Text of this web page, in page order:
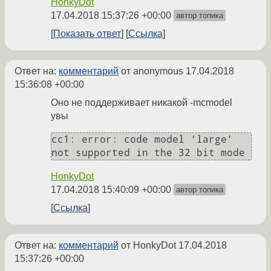
HonkyDot
17.04.2018 15:37:26 +00:00 автор топика
Показать ответ Ссылка
Ответ на: комментарий от anonymous 17.04.2018
15:36:08 +00:00
Оно не поддерживает никакой -mcmodel
увы
cc1: error: code model ‘large’
not supported in the 32 bit mode
HonkyDot
17.04.2018 15:40:09 +00:00 автор топика
Ссылка
Ответ на: комментарий от HonkyDot 17.04.2018
15:37:26 +00:00